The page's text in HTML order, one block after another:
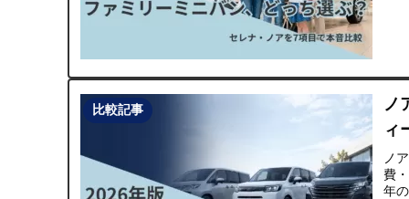
比較記事
ノ
ィ
ノ
費
年